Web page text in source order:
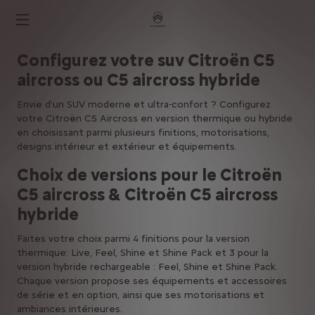
Configurez votre suv Citroën C5
aircross ou C5 aircross hybride
Envie d’un SUV moderne et ultra-confort ? Configurez
votre Citroën C5 Aircross en version thermique ou hybride
en choisissant parmi plusieurs finitions, motorisations,
designs intérieur et extérieur et équipements.
Choix de versions pour le Citroën
C5 aircross & Citroën C5 aircross
hybride
Faites votre choix parmi 4 finitions pour la version
thermique: Live, Feel, Shine et Shine Pack et 3 pour la
version hybride rechargeable : Feel, Shine et Shine Pack.
Chaque version propose ses équipements et accessoires
de série et en option, ainsi que ses motorisations et
ambiances intérieures.